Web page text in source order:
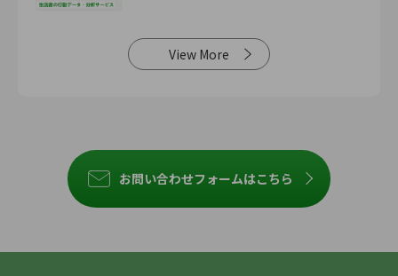
View More
お問い合わせフォームはこちら